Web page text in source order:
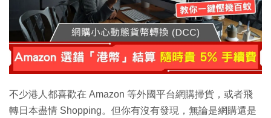
Enterprise Digital Transformation
特集
不少港人都喜歡在 Amazon 等外國平台網購掃貨，或者飛
轉日本盡情 Shopping。但你有沒有發現，無論是網購還是